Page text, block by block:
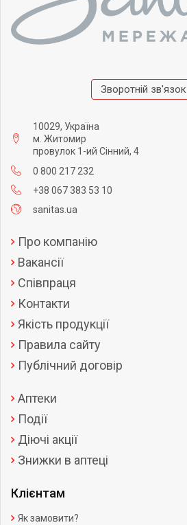
Зворотній зв'язок
10029, Україна
м. Житомир
провулок 1-ий Сінний, 4
0 800 217 232
+38 067 383 53 10
sanitas.ua
Про компанію
Вакансії
Співпраця
Контакти
Якість продукції
Правила сайту
Публічний договір
Аптеки
Події
Діючі акції
Знижки в аптеці
Клієнтам
Як замовити?